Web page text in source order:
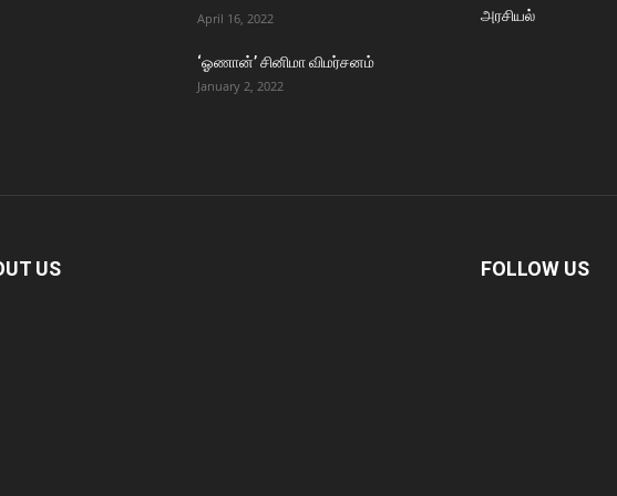
April 16, 2022
‘ஓணான்’ சினிமா விமர்சனம்
January 2, 2022
அரசியல்
US FOLLOW US